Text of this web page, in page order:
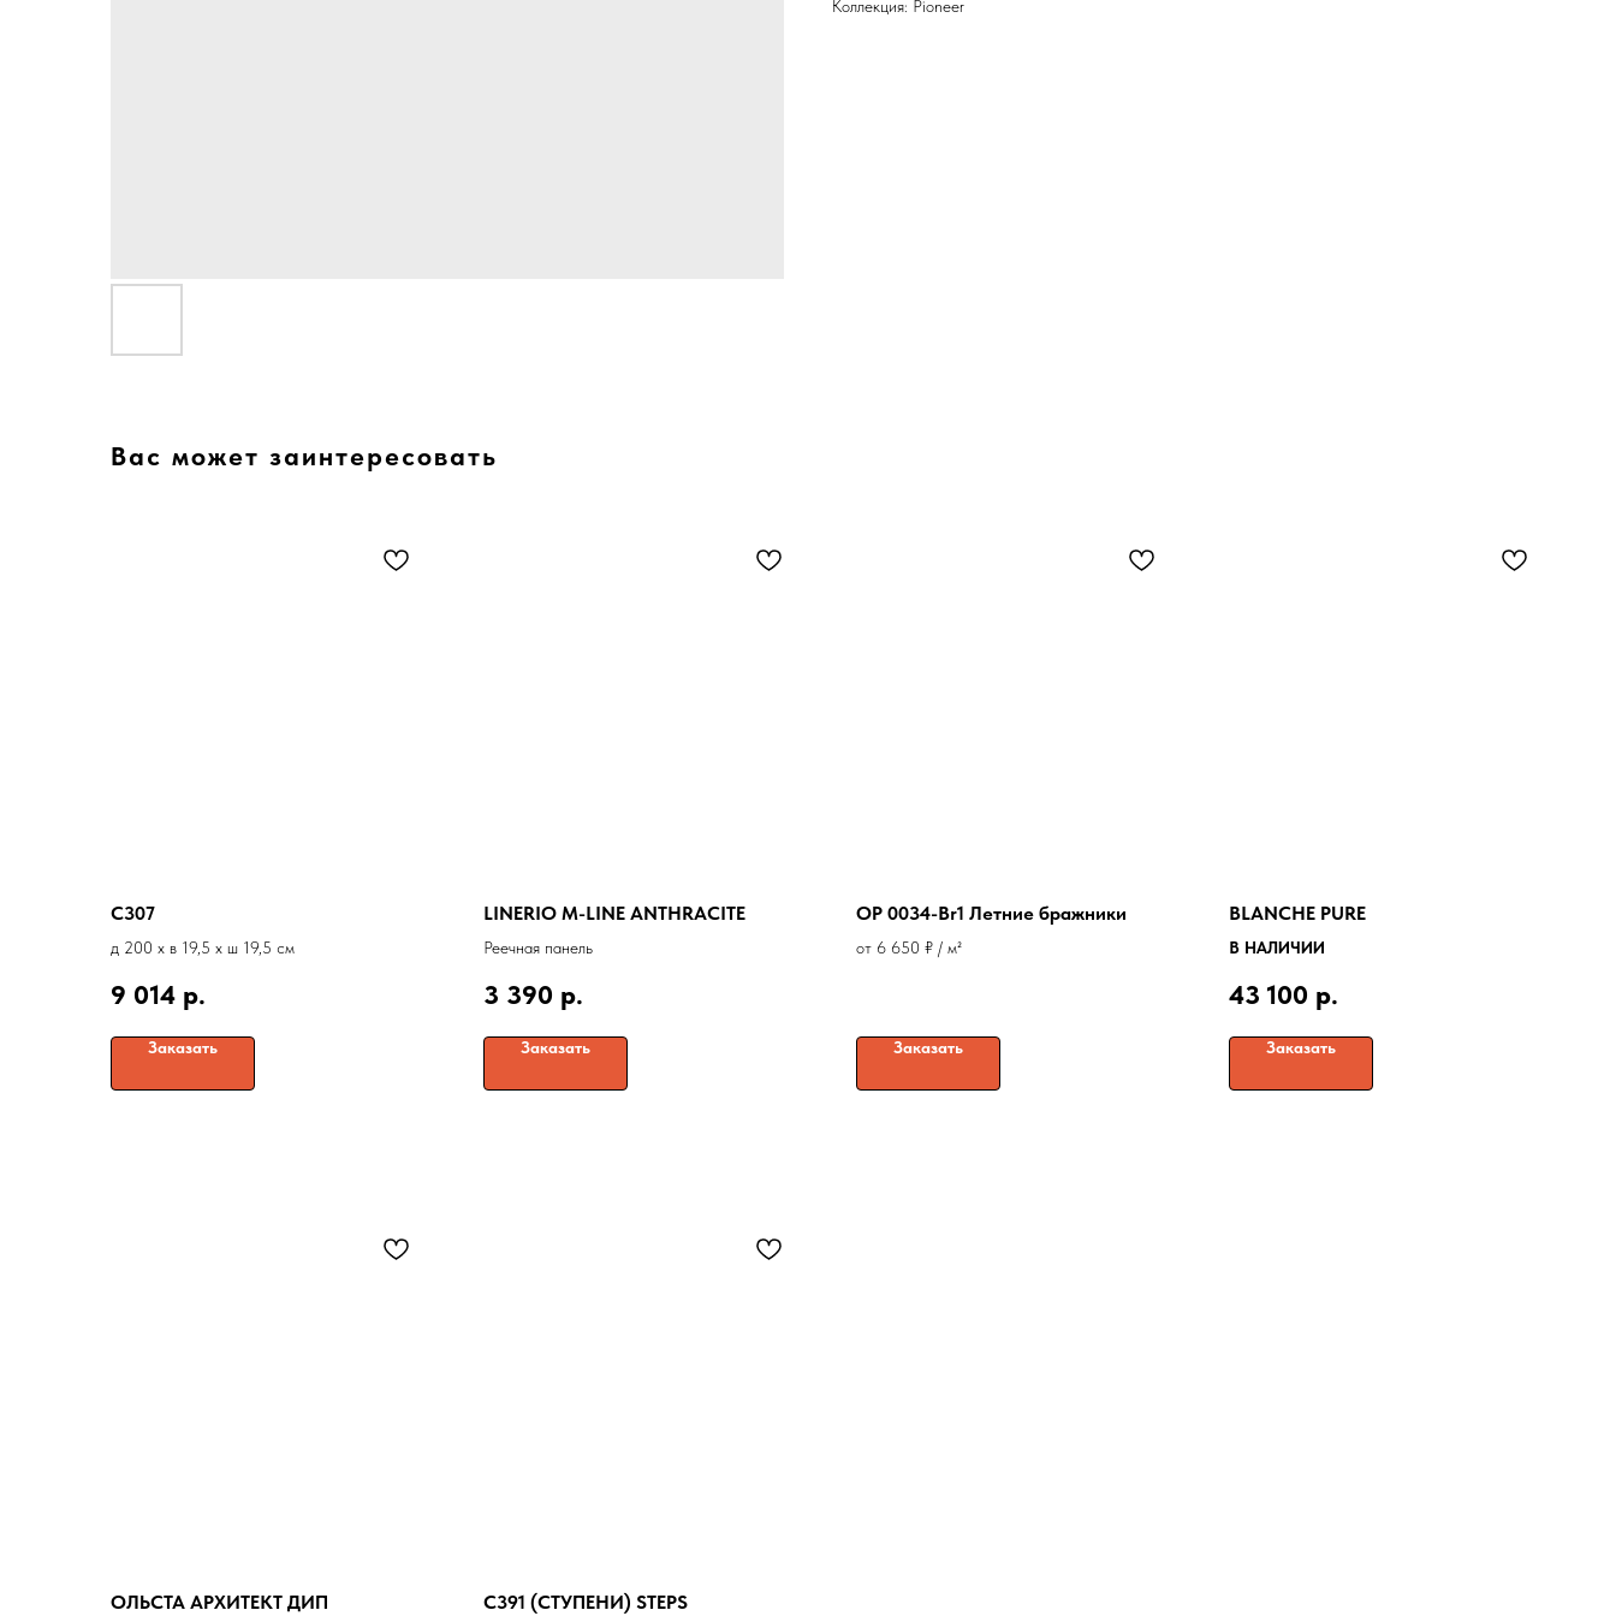
Коллекция: Pioneer
Вас может заинтересовать
C307
д 200 x в 19,5 x ш 19,5 см
9 014 р.
Заказать
LINERIO M-LINE ANTHRACITE
Реечная панель
3 390 р.
Заказать
OP 0034-Br1 Летние бражники
от 6 650 ₽ / м²
Заказать
BLANCHE PURE
В НАЛИЧИИ
43 100 р.
Заказать
ОЛЬСТА АРХИТЕКТ ДИП C391 (СТУПЕНИ) STEPS